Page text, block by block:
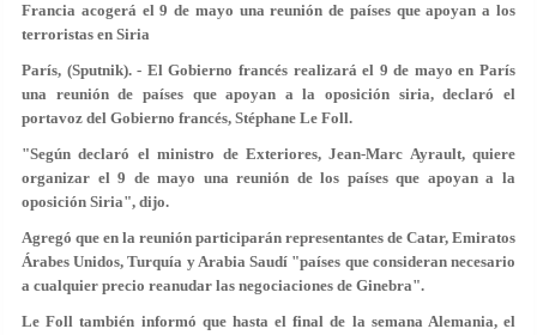
Francia acogerá el 9 de mayo una reunión de países que apoyan a los
terroristas en Siria
París, (Sputnik). - El Gobierno francés realizará el 9 de mayo en París
una reunión de países que apoyan a la oposición siria, declaró el
portavoz del Gobierno francés, Stéphane Le Foll.
"Según declaró el ministro de Exteriores, Jean-Marc Ayrault, quiere
organizar el 9 de mayo una reunión de los países que apoyan a la
oposición Siria", dijo.
Agregó que en la reunión participarán representantes de Catar, Emiratos
Árabes Unidos, Turquía y Arabia Saudí "países que consideran necesario
a cualquier precio reanudar las negociaciones de Ginebra".
Le Foll también informó que hasta el final de la semana Alemania, el